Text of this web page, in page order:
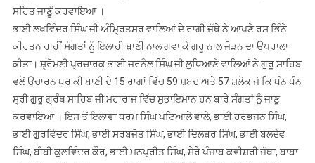
ਨਾਲ
ਮਨਾਏ
ਗਏ
।
ਸਹਿਤ ਜਾਣੂੰ ਕਰਵਾਇਆ ।
ਭਾਈ ਲਖਵਿੰਦਰ ਸਿੰਘ ਜੀ ਅੰਮ੍ਰਿਤਸਰ ਵਾਲਿਆਂ ਦੇ ਰਾਗੀ ਜੱਥੇ ਨੇ ਆਪਣੇ ਰਸ ਭਿੰਨੇ
ਕੀਰਤਨ ਰਾਹੀਂ ਸੰਗਤਾਂ ਨੂੰ ਇਲਾਹੀ ਬਾਣੀ ਨਾਲ ਗਵਾ ਕੇ ਗੁਰੂ ਨਾਲ ਜੋੜਨ ਦਾ ਉਪਰਾਲਾ
ਕੀਤਾ। ਸ਼੍ਰੋਮਣੀ ਪ੍ਰਚਾਰਕ ਭਾਈ ਜਰਨੈਲ ਸਿੰਘ ਜੀ ਲੁਧਿਆਣੇ ਵਾਲਿਆਂ ਨੇ ਗੁਰੂ ਸਾਹਿਬ
ਵਲੋਂ ਉਚਾਰਨ ਧੁਰ ਕੀ ਬਾਣੀ ਦੇ 15 ਰਾਗਾਂ ਵਿੱਚ 59 ਸ਼ਬਦ ਅਤੇ 57 ਸ਼ਲੋਕ ਜੋ ਕਿ ਧੰਨ ਧੰਨ
ਸ੍ਰੀ ਗੁਰੂ ਗ੍ਰੰਥ ਸਾਹਿਬ ਜੀ ਮਹਾਰਾਜ ਵਿੱਚ ਸੁਭਾਇਮਾਨ ਹਨ ਬਾਰੇ ਸੰਗਤਾਂ ਨੂੰ ਜਾਣੂ
ਕਰਵਾਇਆ । ਇਸ ਤੋਂ ਇਲਾਵਾ ਧਰਮ ਸਿੰਘ ਪਟਿਆਲੇ ਵਾਲੇ, ਭਾਈ ਹਰਭਜਨ ਸਿੰਘ,
ਭਾਈ ਗੁਰਵਿੰਦਰ ਸਿੰਘ, ਭਾਈ ਸਰਬਜੋਤ ਸਿੰਘ, ਭਾਈ ਦਿਲਬਰ ਸਿੰਘ, ਭਾਈ ਬਲਦੇਵ
ਸਿੰਘ, ਬੀਬੀ ਕੁਲਵਿੰਦਰ ਕੌਰ, ਭਾਈ ਮਨਪ੍ਰੀਤ ਸਿੰਘ, ਸ਼ੇਰੇ ਪੰਜਾਬ ਕਵੀਸ਼ਰੀ ਜੱਥਾ, ਬਾਬਾ